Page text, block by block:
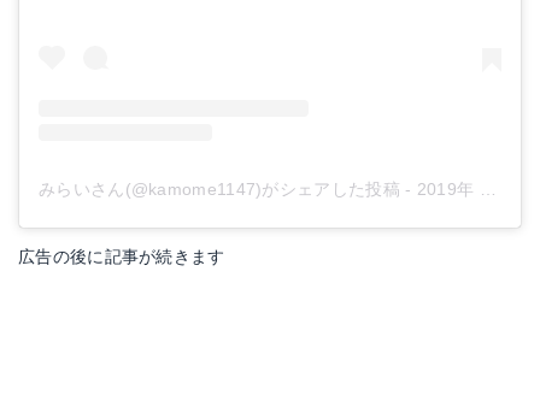
みらいさん(@kamome1147)がシェアした投稿 - 2019年 6月月15日午後7時35分PDT
広告の後に記事が続きます